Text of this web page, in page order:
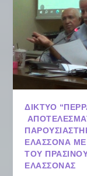
ΔΊΚΤΥΟ
ΕΛΑΣΣΌΝΑ
ΤΟΥ
ΕΛΑΣΣΌΝΑΣ